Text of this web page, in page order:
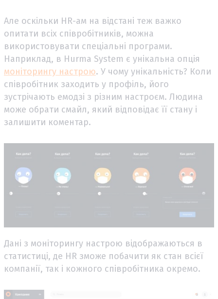
Але оскільки HR-ам на відстані теж важко
опитати всіх співробітників, можна
використовувати спеціальні програми.
Наприклад, в Hurma System є унікальна опція
моніторингу настрою. У чому унікальність? Коли
співробітник заходить у профіль, його
зустрічають емодзі з різним настроєм. Людина
може обрати смайл, який відповідає її стану і
залишити коментар.
Дані з моніторингу настрою відображаються в
статистиці, де HR зможе побачити як стан всієї
компанії, так і кожного співробітника окремо.